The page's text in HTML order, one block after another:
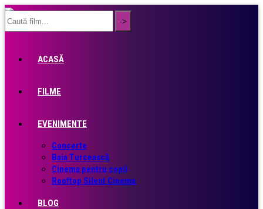
ACASĂ
FILME
EVENIMENTE
Concerte
Baia Turcească
Cinema pentru copii
Rooftop Silent Cinema
BLOG